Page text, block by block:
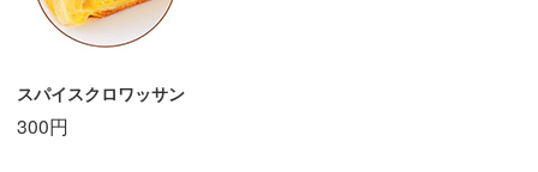
スパイスクロワッサン
300円